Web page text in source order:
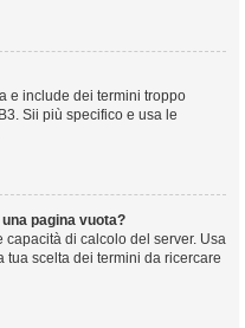
e include dei termini troppo
Sii più specifico e usa le
pagina vuota?
capacità di calcolo del server. Usa
tua scelta dei termini da ricercare